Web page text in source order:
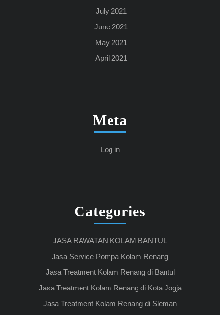
July 2021
June 2021
May 2021
April 2021
Meta
Log in
Categories
JASA RAWATAN KOLAM BANTUL
Jasa Service Pompa Kolam Renang
Jasa Treatment Kolam Renang di Bantul
Jasa Treatment Kolam Renang di Kota Jogja
Jasa Treatment Kolam Renang di Sleman